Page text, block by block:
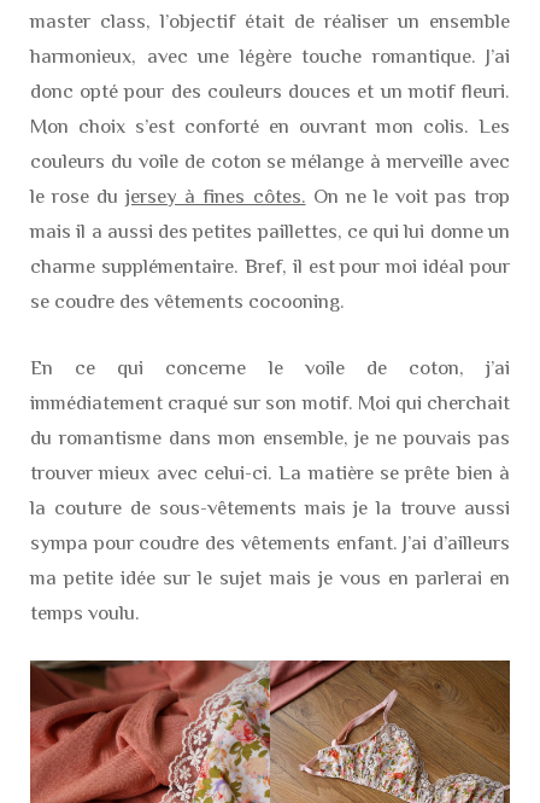
master class, l’objectif était de réaliser un ensemble
harmonieux, avec une légère touche romantique. J’ai
donc opté pour des couleurs douces et un motif fleuri.
Mon choix s’est conforté en ouvrant mon colis. Les
couleurs du voile de coton se mélange à merveille avec
le rose dujersey à fines côtes. On ne le voit pas trop
mais il a aussi des petites paillettes, ce qui lui donne un
charme supplémentaire. Bref, il est pour moi idéal pour
se coudre des vêtements cocooning.
En ce qui concerne le voile de coton, j’ai
immédiatement craqué sur son motif. Moi qui cherchait
du romantisme dans mon ensemble, je ne pouvais pas
trouver mieux avec celui-ci. La matière se prête bien à
la couture de sous-vêtements mais je la trouve aussi
sympa pour coudre des vêtements enfant. J’ai d’ailleurs
ma petite idée sur le sujet mais je vous en parlerai en
temps voulu.